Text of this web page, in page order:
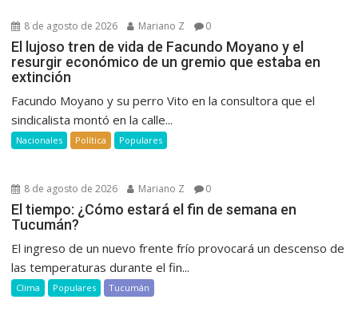
8 de agosto de 2026 Mariano Z 0
El lujoso tren de vida de Facundo Moyano y el
resurgir económico de un gremio que estaba en
extinción
Facundo Moyano y su perro Vito en la consultora que el
sindicalista montó en la calle...
Nacionales Política Populares
8 de agosto de 2026 Mariano Z 0
El tiempo: ¿Cómo estará el fin de semana en
Tucumán?
El ingreso de un nuevo frente frío provocará un descenso de
las temperaturas durante el fin...
Clima Populares Tucumán